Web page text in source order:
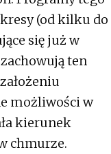
(od kilku do
się już w
ten
możliwości w
kierunek
chmurze.